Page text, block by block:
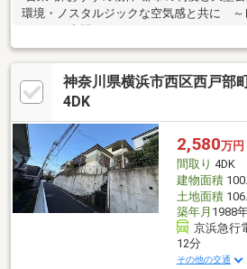
環境・ノスタルジックな空気感と共に ～
ただけの空間へと～
神奈川県横浜市西区西戸部
4DK
2,580万円
間取り 4DK
建物面積
土地面積
築年月 1988
京浜急行
12分
その他の交通